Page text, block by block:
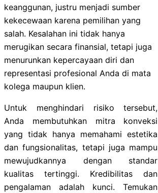
keanggunan, justru menjadi sumber
kekecewaan karena pemilihan yang
salah. Kesalahan ini tidak hanya
merugikan secara finansial, tetapi juga
menurunkan kepercayaan diri dan
representasi profesional Anda di mata
kolega maupun klien.
Untuk menghindari risiko tersebut,
Anda membutuhkan mitra konveksi
yang tidak hanya memahami estetika
dan fungsionalitas, tetapi juga mampu
mewujudkannya dengan standar
kualitas tertinggi. Kredibilitas dan
pengalaman adalah kunci. Temukan